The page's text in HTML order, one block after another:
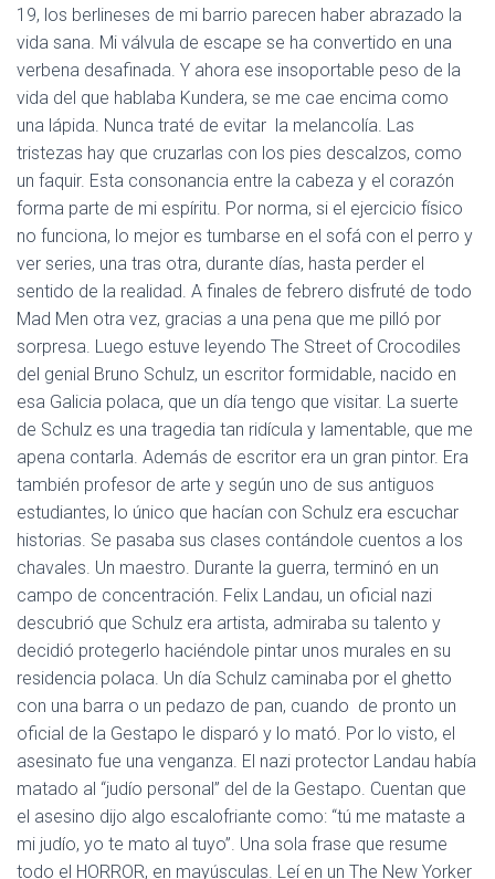
19, los berlineses de mi barrio parecen haber abrazado la
vida sana. Mi válvula de escape se ha convertido en una
verbena desafinada. Y ahora ese insoportable peso de la
vida del que hablaba Kundera, se me cae encima como
una lápida. Nunca traté de evitar la melancolía. Las
tristezas hay que cruzarlas con los pies descalzos, como
un faquir. Esta consonancia entre la cabeza y el corazón
forma parte de mi espíritu. Por norma, si el ejercicio físico
no funciona, lo mejor es tumbarse en el sofá con el perro y
ver series, una tras otra, durante días, hasta perder el
sentido de la realidad. A finales de febrero disfruté de todo
Mad Men otra vez, gracias a una pena que me pilló por
sorpresa. Luego estuve leyendo The Street of Crocodiles
del genial Bruno Schulz, un escritor formidable, nacido en
esa Galicia polaca, que un día tengo que visitar. La suerte
de Schulz es una tragedia tan ridícula y lamentable, que me
apena contarla. Además de escritor era un gran pintor. Era
también profesor de arte y según uno de sus antiguos
estudiantes, lo único que hacían con Schulz era escuchar
historias. Se pasaba sus clases contándole cuentos a los
chavales. Un maestro. Durante la guerra, terminó en un
campo de concentración. Felix Landau, un oficial nazi
descubrió que Schulz era artista, admiraba su talento y
decidió protegerlo haciéndole pintar unos murales en su
residencia polaca. Un día Schulz caminaba por el ghetto
con una barra o un pedazo de pan, cuando de pronto un
oficial de la Gestapo le disparó y lo mató. Por lo visto, el
asesinato fue una venganza. El nazi protector Landau había
matado al “judío personal” del de la Gestapo. Cuentan que
el asesino dijo algo escalofriante como: “tú me mataste a
mi judío, yo te mato al tuyo”. Una sola frase que resume
todo el HORROR, en mayúsculas. Leí en un The New Yorker